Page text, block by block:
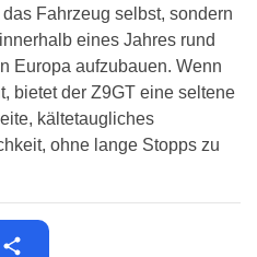
Fahrzeug selbst, sondern
eines Jahres rund
Europa aufzubauen. Wenn
bietet der Z9GT eine seltene
kältetaugliches
ohne lange Stopps zu